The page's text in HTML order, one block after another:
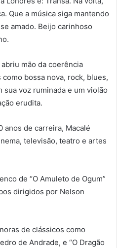
Que a música siga mantendo
amado. Beijo carinhoso
mão da coerência
bossa nova, rock, blues,
sua voz ruminada e um violão
erudita.
anos de carreira, Macalé
televisão, teatro e artes
de “O Amuleto de Ogum”
dirigidos por Nelson
de clássicos como
de Andrade, e “O Dragão